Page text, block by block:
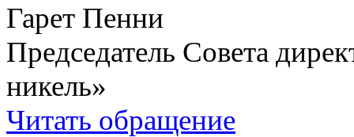
Гарет Пенни
Председатель Совета
никель»
Читать обращение